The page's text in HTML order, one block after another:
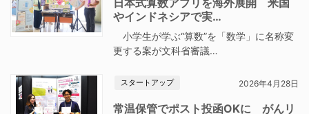
日本式算数アプリを海外展開 米国
やインドネシアで実…
小学生が学ぶ“算数”を「数学」に名称変
更する案が文科省審議…
スタートアップ 2026年4月28日
常温保管でポスト投函OKに がんリ